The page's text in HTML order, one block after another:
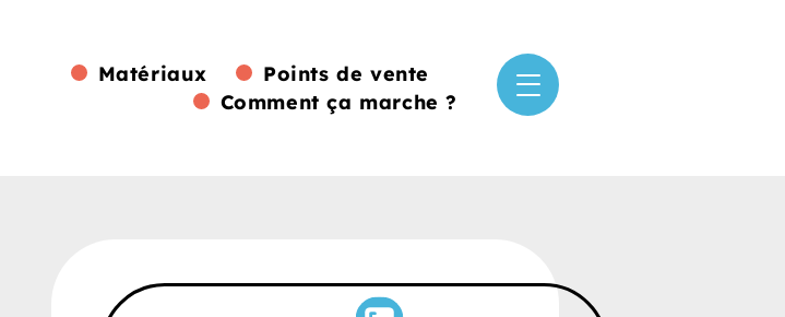
Matériaux
Points de vente
Comment ça marche ?